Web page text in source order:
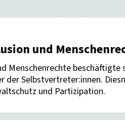
und
Menschenrechte beschäftigte
der Selbstvertreter:innen.
und Partizipation.